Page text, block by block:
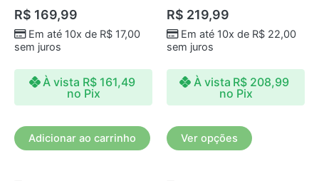
R$ 169,99
Em até 10x de R$17,00
sem juros
À vista R$161,49
no Pix
Adicionar ao carrinho
R$ 219,99
Em até 10x de R$22,00
sem juros
À vista R$ 208,99
no Pix
Ver opções
As
podem
ser
escolhidas
página